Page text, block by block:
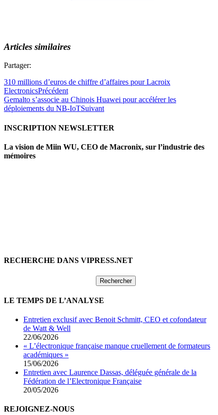
Articles similaires
Partager:
310 millions d’euros de chiffre d’affaires pour Lacroix
ElectronicsPrécédent
Gemalto s’associe au Chinois Huawei pour accélérer les
déploiements du NB-IoTSuivant
INSCRIPTION NEWSLETTER
La vision de Miin WU, CEO de Macronix, sur l’industrie des
mémoires
RECHERCHE DANS VIPRESS.NET
LE TEMPS DE L’ANALYSE
Entretien exclusif avec Benoit Schmitt, CEO et cofondateur
de Watt & Well
22/06/2026
« L’électronique française manque cruellement de formateurs
académiques »
15/06/2026
Entretien avec Laurence Dassas, déléguée générale de la
Fédération de l’Electronique Française
20/05/2026
REJOIGNEZ-NOUS